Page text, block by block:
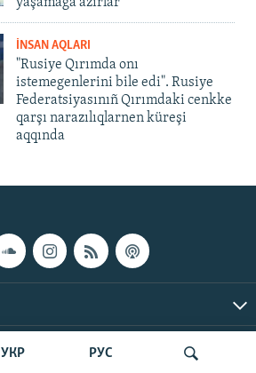
УКР РУС
yaşamağa azırlar"
İNSAN AQLARI
"Rusiye Qırımda onı
istemegenlerini bile edi". Rusiye
Federatsiyasınıñ Qırımdaki cenkke
qarşı narazılıqlarnen küreşi
aqqında
© Qırım.Aqiqat, 2026 | All Rights Reserved.